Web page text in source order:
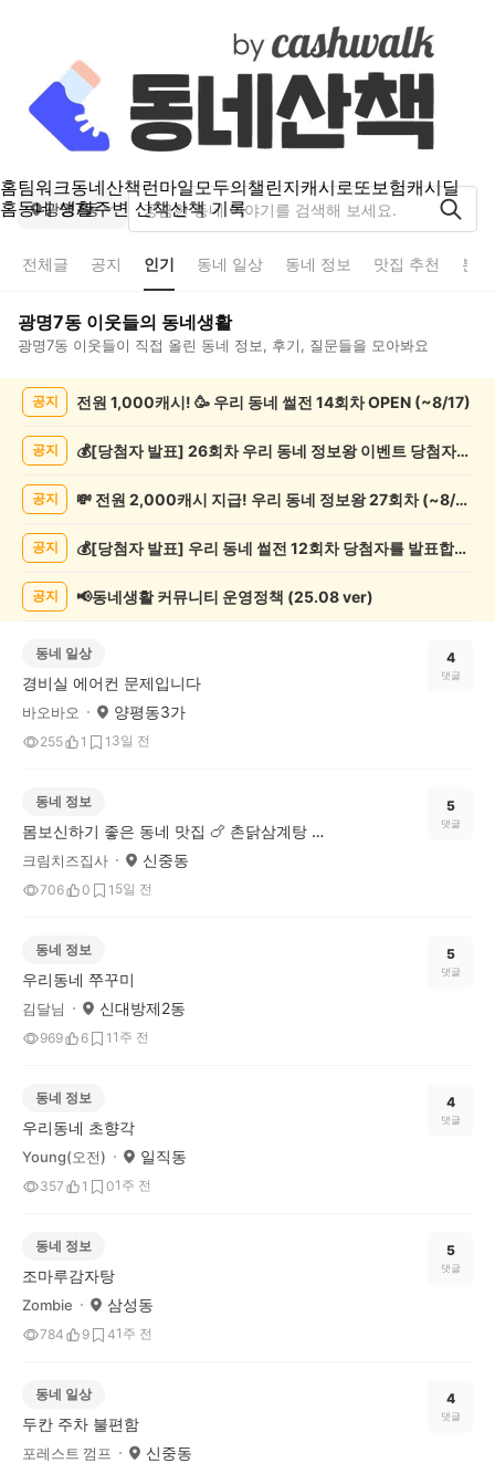
홈팀워크동네산책런마일모두의챌린지캐시로또보험캐시딜
홈동네 생활주변 산책산책 기록
광명7동
전체글 공지 인기 동네 일상 동네 정보 맛집 추천 분
광명7동 이웃들의 동네생활
광명7동 이웃들이 직접 올린 동네 정보, 후기, 질문들을 모아봐요
록
공지 전원 1,000캐시! 🥳 우리 동네 썰전 14회차 OPEN (~8/17)
공지 💰[당첨자 발표] 26회차 우리 동네 정보왕 이벤트 당첨자를 발표합니다!
공지 💸 전원 2,000캐시 지급! 우리 동네 정보왕 27회차 (~8/10)
공지 💰[당첨자 발표] 우리 동네 썰전 12회차 당첨자를 발표합니다!
공지 📢동네생활 커뮤니티 운영정책 (25.08 ver)
동네 일상
경비실 에어컨 문제입니다
바오바오 양평동3가
255 1 1 3일 전
4
댓글
동네 정보
몸보신하기 좋은 동네 맛집 🍗 촌닭삼계탕 소개해요
크림치즈집사 신중동
706 0 1 5일 전
5
댓글
동네 정보
우리동네 쭈꾸미
김달님 신대방제2동
969 6 1 1주 전
5
댓글
동네 정보
우리동네 초향각
Young(오전) 일직동
357 1 01주 전
4
댓글
동네 정보
조마루감자탕
Zombie 삼성동
784 9 41주 전
5
댓글
동네 일상
두칸 주차 불편함
포레스트 껌프 신중동
4
댓글